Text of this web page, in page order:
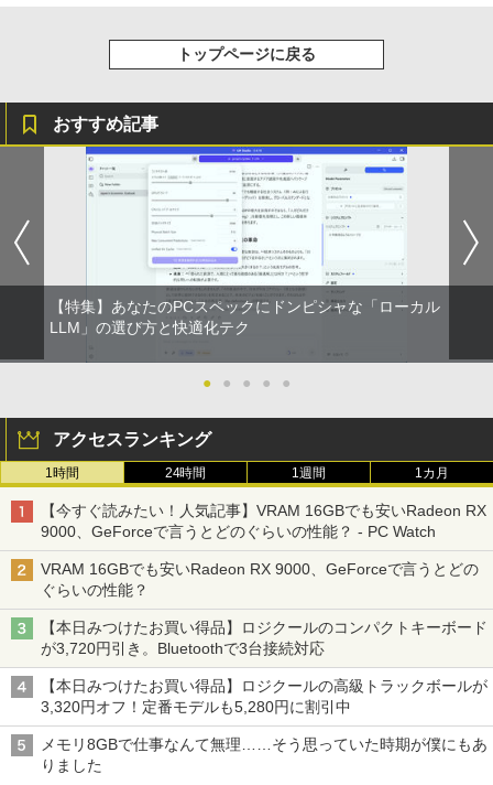
トップページに戻る
おすすめ記事
【特集】あなたのPCスペックにドンピシャな「ローカル
LLM」の選び方と快適化テク
● ● ● ● ●
アクセスランキング
1時間 24時間 1週間 1カ月
【今すぐ読みたい！人気記事】VRAM 16GBでも安いRadeon RX
9000、GeForceで言うとどのぐらいの性能？ - PC Watch
VRAM 16GBでも安いRadeon RX 9000、GeForceで言うとどの
ぐらいの性能？
【本日みつけたお買い得品】ロジクールのコンパクトキーボード
が3,720円引き。Bluetoothで3台接続対応
【本日みつけたお買い得品】ロジクールの高級トラックボールが
3,320円オフ！定番モデルも5,280円に割引中
メモリ8GBで仕事なんて無理……そう思っていた時期が僕にもあ
りました